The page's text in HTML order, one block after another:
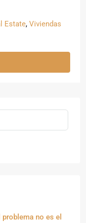
Estate, Viviendas
no es el